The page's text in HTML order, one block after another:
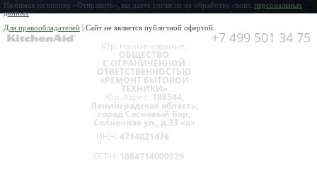
Нажимая на кнопку «Отправить», вы даете согласие на обработку своих персональных
данных
Для правообладателей | Сайт не является публичной офертой.
+7 499 501 34 75
Юр. Наименование:
ОБЩЕСТВО
С ОГРАНИЧЕННОЙ
ОТВЕТСТВЕННОСТЬЮ
«РЕМОНТ БЫТОВОЙ
ТЕХНИКИ»
Юр. Адрес: 188544,
Ленинградская область,
город Сосновый Бор,
Солнечная ул., д.33 «а»
ИНН: 4714021476
ОГРН: 1084714000029